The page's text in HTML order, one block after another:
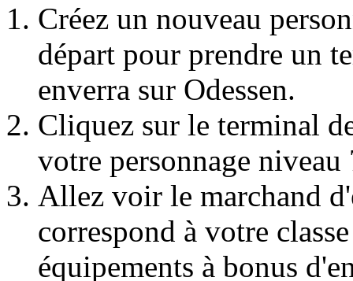
Créez un nouveau
départ pour prendre un
enverra sur Odessen.
Cliquez sur le terminal
votre personnage
Allez voir le marchand
correspond à votre
équipements à bonus